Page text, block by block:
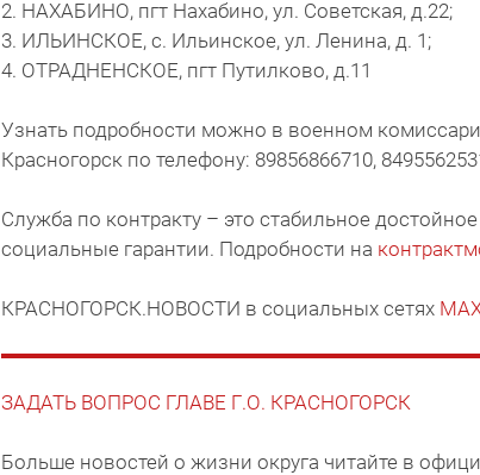
2. НАХАБИНО, пгт Нахабино, ул. Советская, д.22;
3. ИЛЬИНСКОЕ, с. Ильинское, ул. Ленина, д. 1;
4. ОТРАДНЕНСКОЕ, пгт Путилково, д.11
Узнать подробности можно в военном
Красногорск по телефону: 89856866710,
Служба по контракту – это стабильное
социальные гарантии. Подробности на
КРАСНОГОРСК.НОВОСТИ в социальных сетях
ЗАДАТЬ ВОПРОС ГЛАВЕ Г.О. КРАСНОГОРСК
Больше новостей о жизни округа читайте в